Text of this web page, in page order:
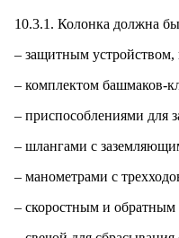
10.3.1. Колонка должна
– защитным
– комплектом башмаков-
– приспособлениями для
– шлангами с
– манометрами с
– скоростным и обратным